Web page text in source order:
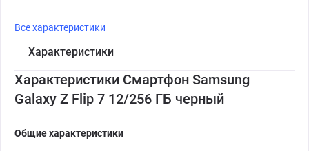
Все характеристики
Характеристики
Характеристики Смартфон Samsung
Galaxy Z Flip 7 12/256 ГБ черный
Общие характеристики